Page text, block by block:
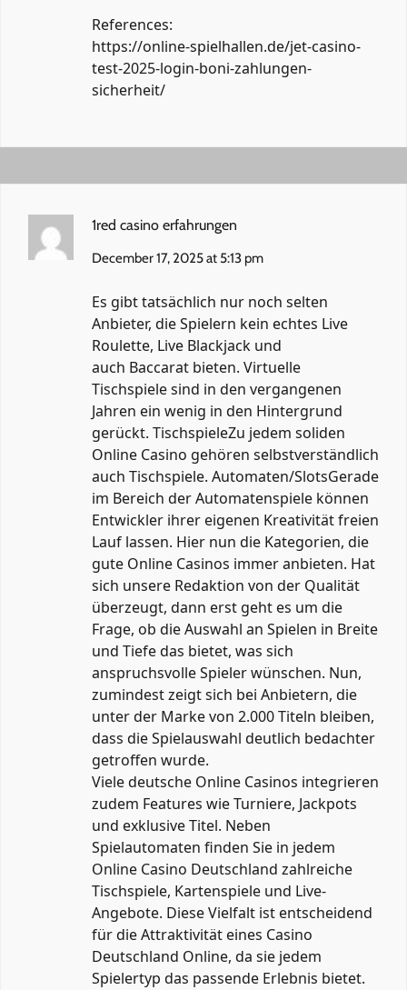
References:
https://online-spielhallen.de/jet-casino-
test-2025-login-boni-zahlungen-
sicherheit/
1red casino erfahrungen
December 17, 2025 at 5:13 pm
Es gibt tatsächlich nur noch selten
Anbieter, die Spielern kein echtes Live
Roulette, Live Blackjack und
auch Baccarat bieten. Virtuelle
Tischspiele sind in den vergangenen
Jahren ein wenig in den Hintergrund
gerückt. TischspieleZu jedem soliden
Online Casino gehören selbstverständlich
auch Tischspiele. Automaten/SlotsGerade
im Bereich der Automatenspiele können
Entwickler ihrer eigenen Kreativität freien
Lauf lassen. Hier nun die Kategorien, die
gute Online Casinos immer anbieten. Hat
sich unsere Redaktion von der Qualität
überzeugt, dann erst geht es um die
Frage, ob die Auswahl an Spielen in Breite
und Tiefe das bietet, was sich
anspruchsvolle Spieler wünschen. Nun,
zumindest zeigt sich bei Anbietern, die
unter der Marke von 2.000 Titeln bleiben,
dass die Spielauswahl deutlich bedachter
getroffen wurde.
Viele deutsche Online Casinos integrieren
zudem Features wie Turniere, Jackpots
und exklusive Titel. Neben
Spielautomaten finden Sie in jedem
Online Casino Deutschland zahlreiche
Tischspiele, Kartenspiele und Live-
Angebote. Diese Vielfalt ist entscheidend
für die Attraktivität eines Casino
Deutschland Online, da sie jedem
Spielertyp das passende Erlebnis bietet.